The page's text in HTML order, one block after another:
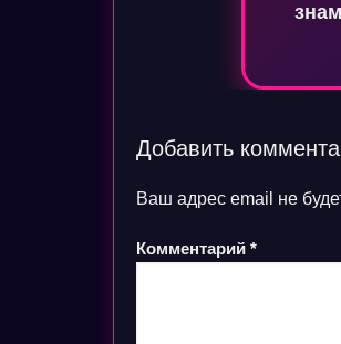
Добавить
Ваш адрес email не
Комментарий *